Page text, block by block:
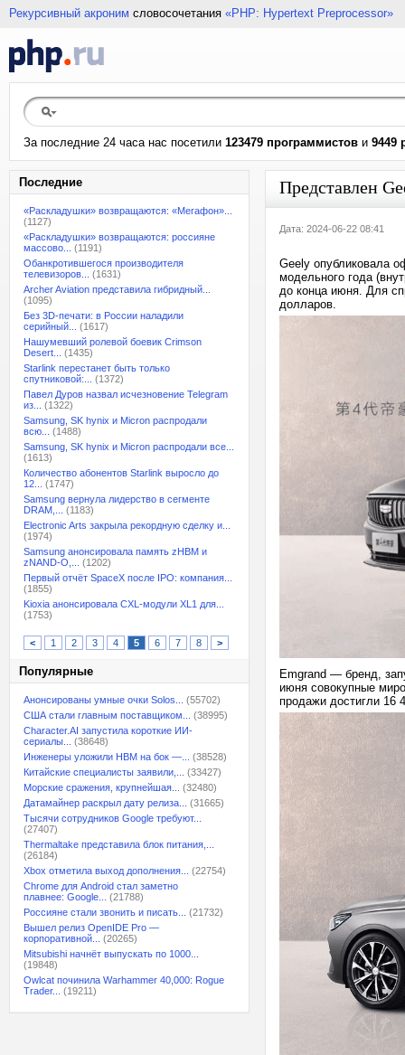
Рекурсивный акроним словосочетания «PHP: Hypertext Preprocessor»
За последние 24 часа нас посетили 123479 программистов и 9449
Последние
«Раскладушки» возвращаются: «Мегафон»...
(1127)
«Раскладушки» возвращаются: россияне
массово...
(1191)
Обанкротившегося производителя
телевизоров...
(1631)
Archer Aviation представила гибридный...
(1095)
Без 3D-печати: в России наладили
серийный...
(1617)
Нашумевший ролевой боевик Crimson
Desert...
(1435)
Starlink перестанет быть только
спутниковой:...
(1372)
Павел Дуров назвал исчезновение Telegram
из...
(1322)
Samsung, SK hynix и Micron распродали
всю...
(1488)
Samsung, SK hynix и Micron распродали все...
(1613)
Количество абонентов Starlink выросло до
12...
(1747)
Samsung вернула лидерство в сегменте
DRAM,...
(1183)
Electronic Arts закрыла рекордную сделку и...
(1974)
Samsung анонсировала память zHBM и
zNAND-O,...
(1202)
Первый отчёт SpaceX после IPO: компания...
(1855)
Kioxia анонсировала CXL-модули XL1 для...
(1753)
< 1 2 3 4 5 6 7 8 >
Популярные
Анонсированы умные очки Solos...
(55702)
США стали главным поставщиком...
(38995)
Character.AI запустила короткие ИИ-
сериалы...
(38648)
Инженеры уложили HBM на бок —...
(38528)
Китайские специалисты заявили,...
(33427)
Морские сражения, крупнейшая...
(32480)
Датамайнер раскрыл дату релиза...
(31665)
Тысячи сотрудников Google требуют...
(27407)
Thermaltake представила блок питания,...
(26184)
Xbox отметила выход дополнения...
(22754)
Chrome для Android стал заметно
плавнее: Google...
(21788)
Россияне стали звонить и писать...
(21732)
Вышел релиз OpenIDE Pro —
корпоративной...
(20265)
Mitsubishi начнёт выпускать по 1000...
(19848)
Owlcat починила Warhammer 40,000: Rogue
Trader...
(19211)
Представлен
Дата: 2024-06-22 08:41
Geely опубликовала
модельного года
до конца июня. Для
долларов.
Emgrand — бренд,
июня совокупные
продажи достигли 16